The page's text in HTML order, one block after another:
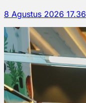
8 Agustus 2026 17.36